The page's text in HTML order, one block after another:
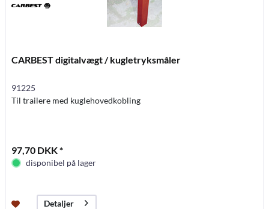
CARBEST digitalvægt / kugletryksmåler
91225
Til trailere med kuglehovedkobling
97,70 DKK *
disponibel på lager
Detaljer